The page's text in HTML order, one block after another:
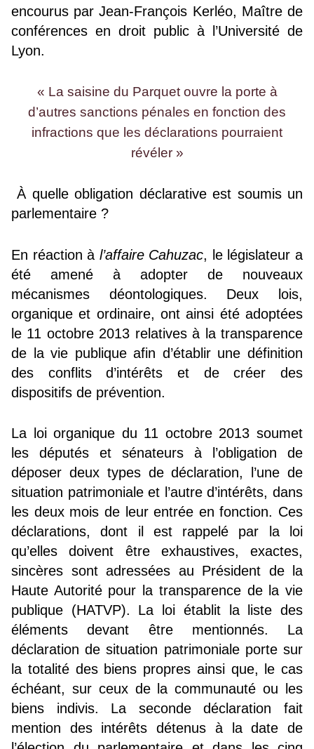
encourus par Jean-François Kerléo, Maître de
conférences en droit public à l’Université de
Lyon.
« La saisine du Parquet ouvre la porte à
d’autres sanctions pénales en fonction des
infractions que les déclarations pourraient
révéler »
À quelle obligation déclarative est soumis un
parlementaire ?
En réaction à l’affaire Cahuzac, le législateur a
été amené à adopter de nouveaux
mécanismes déontologiques. Deux lois,
organique et ordinaire, ont ainsi été adoptées
le 11 octobre 2013 relatives à la transparence
de la vie publique afin d’établir une définition
des conflits d’intérêts et de créer des
dispositifs de prévention.
La loi organique du 11 octobre 2013 soumet
les députés et sénateurs à l’obligation de
déposer deux types de déclaration, l’une de
situation patrimoniale et l’autre d’intérêts, dans
les deux mois de leur entrée en fonction. Ces
déclarations, dont il est rappelé par la loi
qu’elles doivent être exhaustives, exactes,
sincères sont adressées au Président de la
Haute Autorité pour la transparence de la vie
publique (HATVP). La loi établit la liste des
éléments devant être mentionnés. La
déclaration de situation patrimoniale porte sur
la totalité des biens propres ainsi que, le cas
échéant, sur ceux de la communauté ou les
biens indivis. La seconde déclaration fait
mention des intérêts détenus à la date de